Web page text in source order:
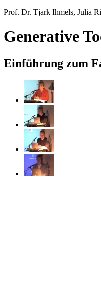
Prof. Dr. Tjark Ihmels, Julia
Generative
Einführung zum